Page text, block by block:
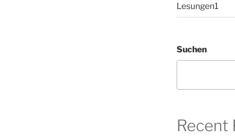
Lesungen1
Suchen
Recent